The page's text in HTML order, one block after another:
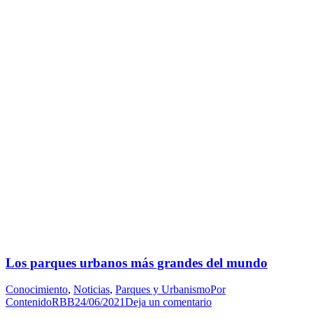
Los parques urbanos más grandes del mundo
Conocimiento, Noticias, Parques y UrbanismoPor
ContenidoRBB24/06/2021Deja un comentario